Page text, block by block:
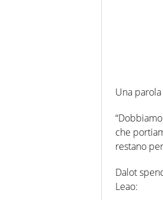
Una
che
restano
Dalot
Leao: